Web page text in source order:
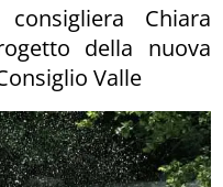
Chiara
della nuova
Valle